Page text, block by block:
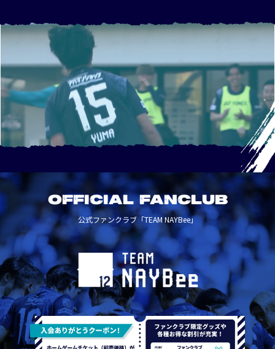
OFFICIAL FANCLUB
公式ファンクラブ「TEAM NAYBee」